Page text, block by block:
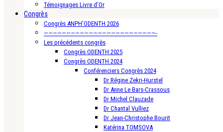
Témoignages Livre d’Or
Congrès
Congrès ANPH’ODENTH 2026
—————————————————————————-
Les précédents congrès
Congrès ODENTH 2025
Congrès ODENTH 2024
Conférenciers Congrès 2024
Dr Régine Zekri-Hurstel
Dr Anne Le Bars-Crassous
Dr Michel Clauzade
Dr Chantal Vulliez
Dr Jean-Christophe Bourit
Katérina TOMSOVA